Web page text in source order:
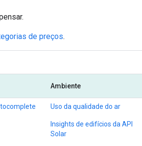
de preços.
Ambiente
Uso da qualidade do ar
Insights de edifícios da API
Solar